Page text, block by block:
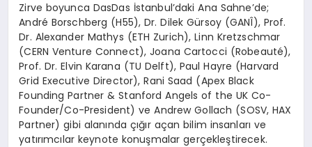
Zirve boyunca DasDas İstanbul’daki Ana Sahne’de;
André Borschberg (H55), Dr. Dilek Gürsoy (GANÎ), Prof.
Dr. Alexander Mathys (ETH Zurich), Linn Kretzschmar
(CERN Venture Connect), Joana Cartocci (Robeauté),
Prof. Dr. Elvin Karana (TU Delft), Paul Hayre (Harvard
Grid Executive Director), Rani Saad (Apex Black
Founding Partner & Stanford Angels of the UK Co-
Founder/Co-President) ve Andrew Gollach (SOSV, HAX
Partner) gibi alanında çığır açan bilim insanları ve
yatırımcılar keynote konuşmalar gerçekleştirecek.